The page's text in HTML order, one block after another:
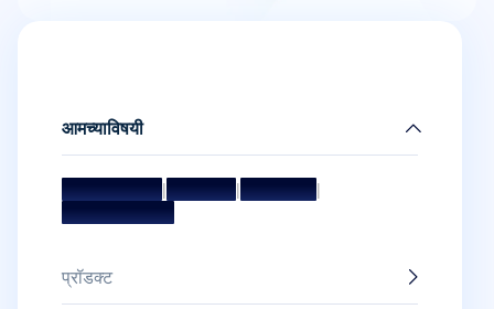
आमच्याविषयी
मिशन आणि व्हिजन|मॅनेजमेंट टीम|संचालक मंडळ|
पुरस्कार आणि सन्मान
प्रॉडक्ट